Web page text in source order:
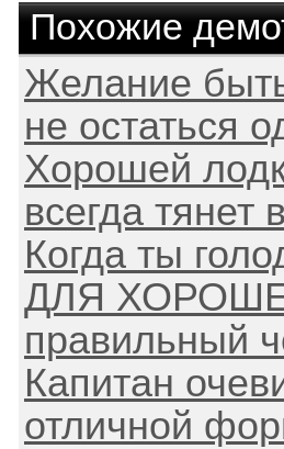
Похожие
Желание
не остаться
Хорошей
всегда тянет
Когда ты
ДЛЯ
правильный
Капитан
отличной